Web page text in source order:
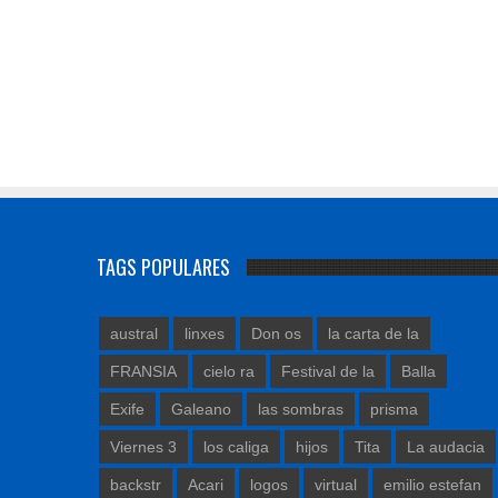
TAGS POPULARES
austral linxes Don os la carta de la
FRANSIA cielo ra Festival de la Balla
Exife Galeano las sombras prisma
Viernes 3 los caliga hijos Tita La audacia
backstr Acari logos virtual emilio estefan